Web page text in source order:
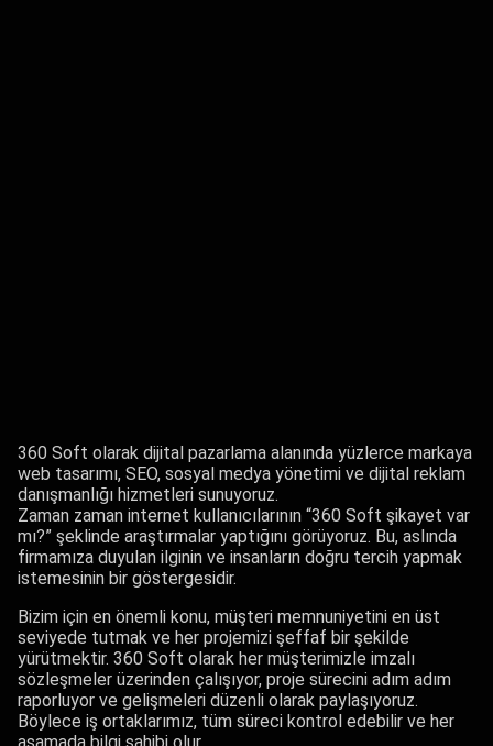
360 Soft olarak dijital pazarlama alanında yüzlerce markaya
web tasarımı, SEO, sosyal medya yönetimi ve dijital reklam
danışmanlığı hizmetleri sunuyoruz.
Zaman zaman internet kullanıcılarının “360 Soft şikayet var
mı?” şeklinde araştırmalar yaptığını görüyoruz. Bu, aslında
firmamıza duyulan ilginin ve insanların doğru tercih yapmak
istemesinin bir göstergesidir.
Bizim için en önemli konu, müşteri memnuniyetini en üst
seviyede tutmak ve her projemizi şeffaf bir şekilde
yürütmektir. 360 Soft olarak her müşterimizle imzalı
sözleşmeler üzerinden çalışıyor, proje sürecini adım adım
raporluyor ve gelişmeleri düzenli olarak paylaşıyoruz.
Böylece iş ortaklarımız, tüm süreci kontrol edebilir ve her